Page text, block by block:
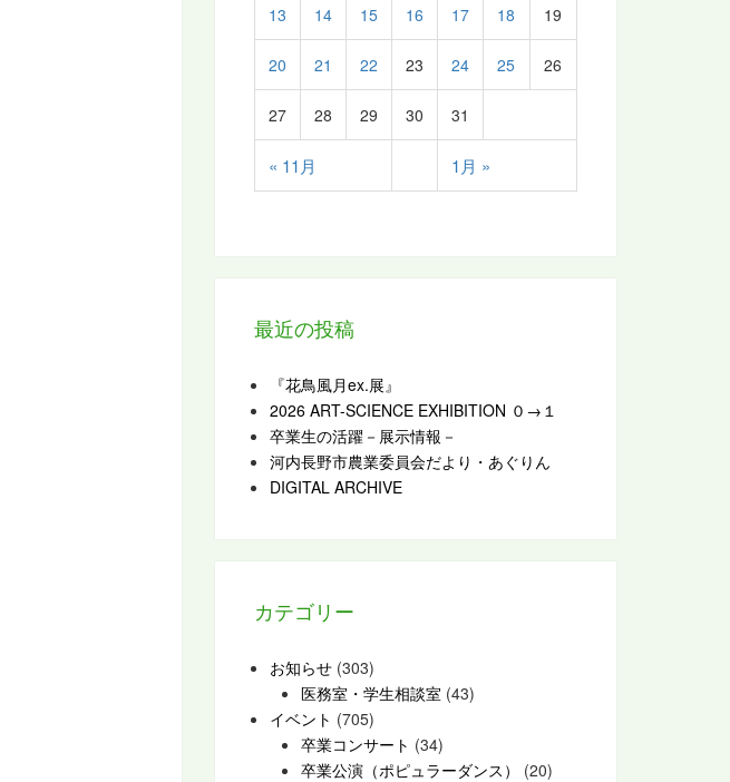
« 11月 1月 »
13 14 15 16 17 18 19
20 21 22 23 24 25 26
27 28 29 30 31
最近の投稿
『花鳥風月ex.展』
2026 ART-SCIENCE EXHIBITION ０→１
卒業生の活躍－展示情報－
河内長野市農業委員会だより・あぐりん
DIGITAL ARCHIVE
カテゴリー
お知らせ (303)
医務室・学生相談室 (43)
イベント (705)
卒業コンサート (34)
卒業公演（ポピュラーダンス）
(20)